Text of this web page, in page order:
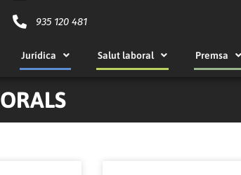
935 120 481
Jurídica Salut laboral Premsa